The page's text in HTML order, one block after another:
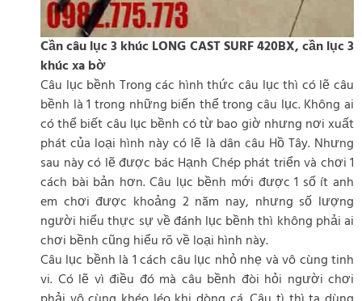
Cần câu lục 3 khúc LONG CAST SURF 420BX, cần lục 3
khúc xa bờ
Câu lục bềnh Trong các hình thức câu lục thì có lẽ câu
bềnh là 1 trong những biến thể trong câu lục. Không ai
có thể biết câu lục bềnh có từ bao giờ nhưng nơi xuất
phát của loại hình này có lẽ là dân câu Hồ Tây. Nhưng
sau này có lẽ được bác Hạnh Chép phát triển và chơi 1
cách bài bản hơn. Câu lục bềnh mới được 1 số ít anh
em chơi được khoảng 2 năm nay, nhưng số lượng
người hiểu thực sự về đánh lục bềnh thì không phải ai
chơi bềnh cũng hiểu rõ về loại hình này.
Câu lục bềnh là 1 cách câu lục nhỏ nhẹ và vô cùng tinh
vi. Có lẽ vì điều đó mà câu bềnh đòi hỏi người chơi